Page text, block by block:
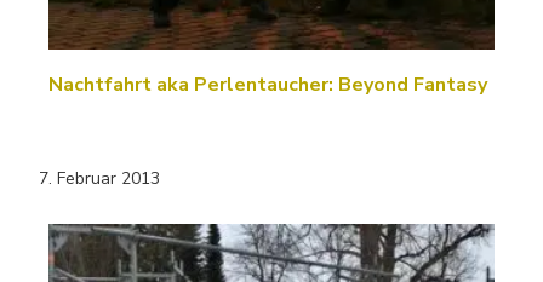
Nachtfahrt aka Perlentaucher: Beyond Fantasy
7. Februar 2013